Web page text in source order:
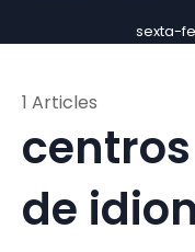
sexta-
de
1 Articles